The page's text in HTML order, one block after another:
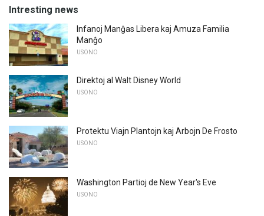
Intresting news
Infanoj Manĝas Libera kaj Amuza Familia
Manĝo
USONO
Direktoj al Walt Disney World
USONO
Protektu Viajn Plantojn kaj Arbojn De Frosto
USONO
Washington Partioj de New Year's Eve
USONO